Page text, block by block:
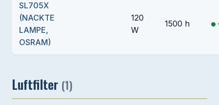
SL705X
(NACKTE
LAMPE,
OSRAM)
120
W
1500 h
Luftfilter (1)